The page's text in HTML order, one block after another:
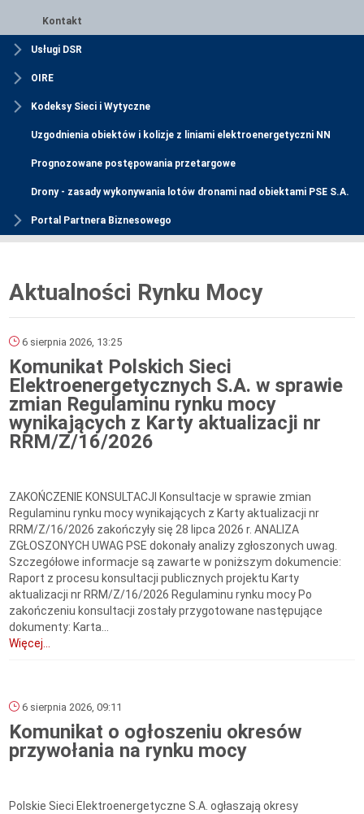
Kontakt
Usługi DSR
OIRE
Kodeksy Sieci i Wytyczne
Uzgodnienia obiektów i kolizje z liniami elektroenergetyczni NN
Prognozowane postępowania przetargowe
Drony - zasady wykonywania lotów dronami nad obiektami PSE S.A.
Portal Partnera Biznesowego
Aktualności Rynku Mocy
6 sierpnia 2026, 13:25
Komunikat Polskich Sieci
Elektroenergetycznych S.A. w sprawie
zmian Regulaminu rynku mocy
wynikających z Karty aktualizacji nr
RRM/Z/16/2026
ZAKOŃCZENIE KONSULTACJI Konsultacje w sprawie zmian
Regulaminu rynku mocy wynikających z Karty aktualizacji nr
RRM/Z/16/2026 zakończyły się 28 lipca 2026 r. ANALIZA
ZGŁOSZONYCH UWAG PSE dokonały analizy zgłoszonych uwag.
Szczegółowe informacje są zawarte w poniższym dokumencie:
Raport z procesu konsultacji publicznych projektu Karty
aktualizacji nr RRM/Z/16/2026 Regulaminu rynku mocy Po
zakończeniu konsultacji zostały przygotowane następujące
dokumenty: Karta...
Więcej...
6 sierpnia 2026, 09:11
Komunikat o ogłoszeniu okresów
przywołania na rynku mocy
Polskie Sieci Elektroenergetyczne S.A. ogłaszają okresy